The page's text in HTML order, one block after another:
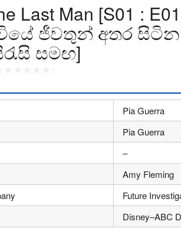
Last Man [S01 :
ජීවතුන් අතර
සමඟ]
Pia Guerra
Pia Guerra
–
Amy Fleming
Future
Disney–ABC